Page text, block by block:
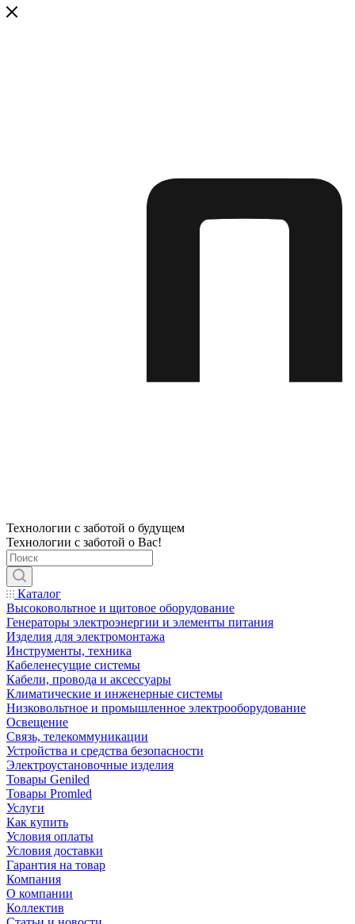
Технологии с заботой о будущем
Технологии с заботой о Вас!
Каталог
Высоковольтное и щитовое оборудование
Генераторы электроэнергии и элементы питания
Изделия для электромонтажа
Инструменты, техника
Кабеленесущие системы
Кабели, провода и аксессуары
Климатические и инженерные системы
Низковольтное и промышленное электрооборудование
Освещение
Связь, телекоммуникации
Устройства и средства безопасности
Электроустановочные изделия
Товары Geniled
Товары Promled
Услуги
Как купить
Условия оплаты
Условия доставки
Гарантия на товар
Компания
О компании
Коллектив